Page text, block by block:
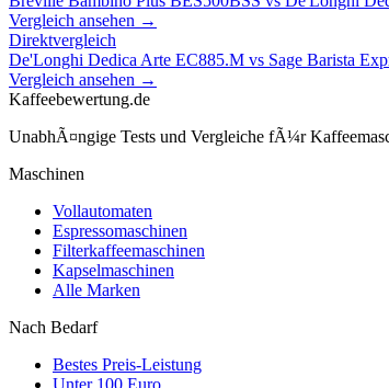
Vergleich ansehen →
Direktvergleich
De'Longhi Dedica Arte EC885.M vs Sage Barista
Vergleich ansehen →
Kaffeebewertung.de
UnabhÃ¤ngige Tests und Vergleiche fÃ¼r
Maschinen
Vollautomaten
Espressomaschinen
Filterkaffeemaschinen
Kapselmaschinen
Alle Marken
Nach Bedarf
Bestes Preis-Leistung